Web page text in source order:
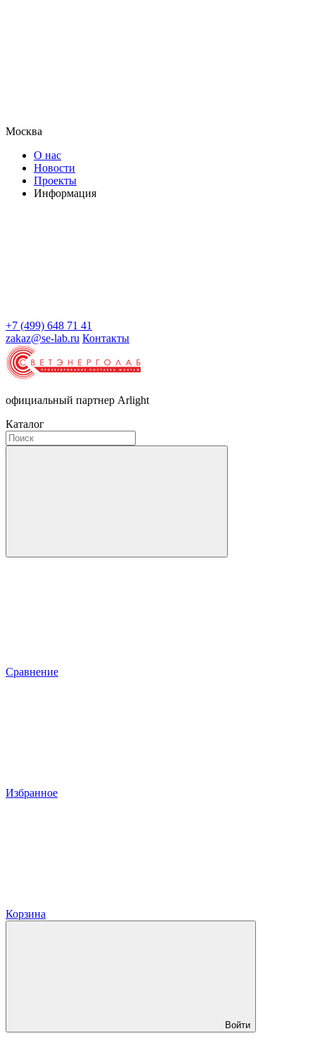
Москва
О нас
Новости
Проекты
Информация
+7 (499) 648 71 41
zakaz@se-lab.ru Контакты
официальный партнер Arlight
Каталог
Сравнение
Избранное
Корзина
Войти